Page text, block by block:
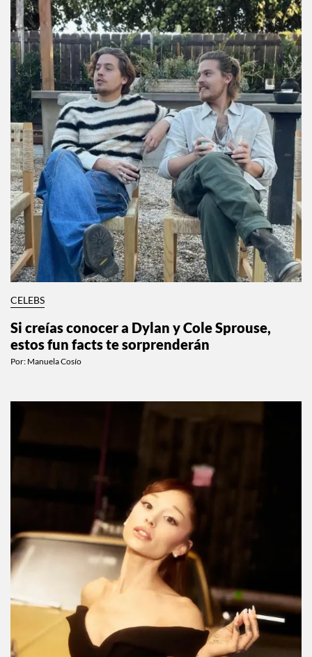
CELEBS
Si creías conocer a Dylan y Cole Sprouse,
estos fun facts te sorprenderán
Por: Manuela Cosío